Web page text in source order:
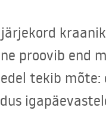
proovib end
tekib mõte: